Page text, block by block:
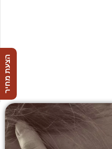
הצעת מחיר